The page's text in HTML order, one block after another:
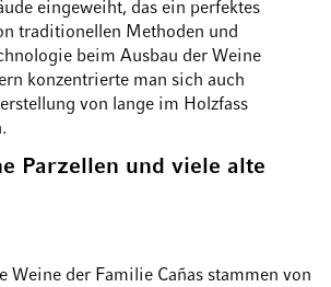
eingeweiht, das ein perfektes
traditionellen Methoden und
beim Ausbau der Weine
konzentrierte man sich auch
von lange im Holzfass
Parzellen und viele alte
Weine der Familie Cañas stammen von